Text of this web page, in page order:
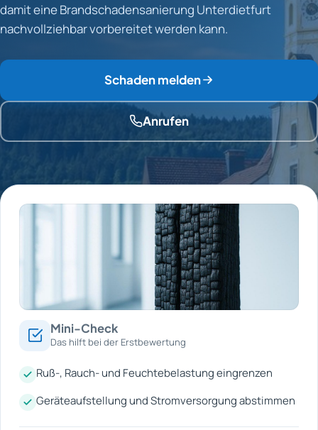
damit eine Brandschadensanierung Unterdietfurt
nachvollziehbar vorbereitet werden kann.
Schaden melden
Anrufen
Mini-Check
Das hilft bei der Erstbewertung
Ruß-, Rauch- und Feuchtebelastung eingrenzen
Geräteaufstellung und Stromversorgung abstimmen